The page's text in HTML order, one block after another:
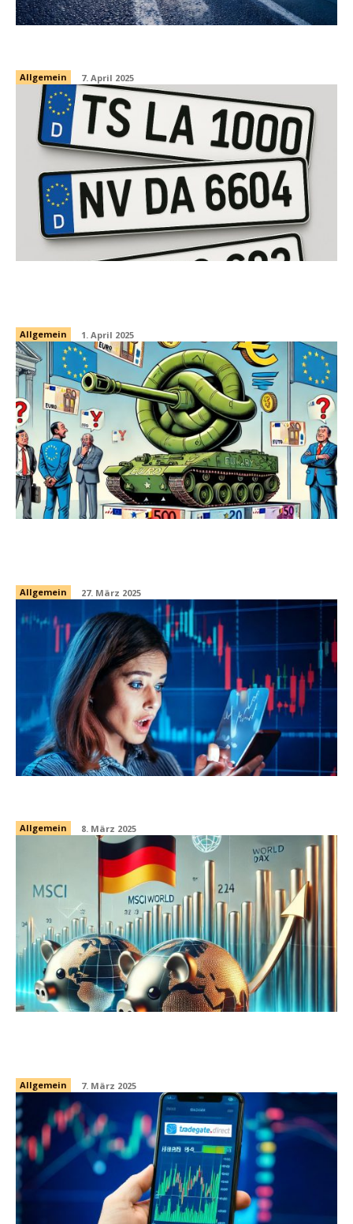
Allgemein 7. April 2025
Allgemein 1. April 2025
Allgemein 27. März 2025
Allgemein 8. März 2025
Allgemein 7. März 2025